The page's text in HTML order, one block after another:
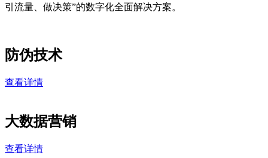
引流量、做决策”的数字化全面解决方案。
防伪技术
查看详情
大数据营销
查看详情